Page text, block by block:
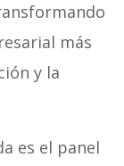
más
y la
es el panel